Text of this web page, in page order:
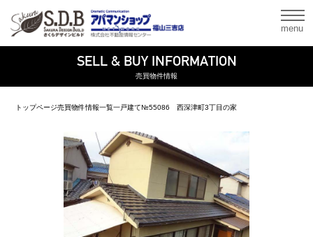
menu
SELL & BUY INFORMATION
売買物件情報
トップページ売買物件情報一覧一戸建て№55086 西深津町3丁目の家